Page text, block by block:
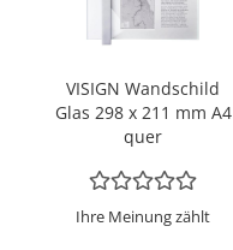
VI­SIGN Wand­schild
Glas 298 x 211 mm A4
quer
Ihre Meinung zählt